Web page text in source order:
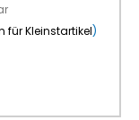
für Kleinstartikel)